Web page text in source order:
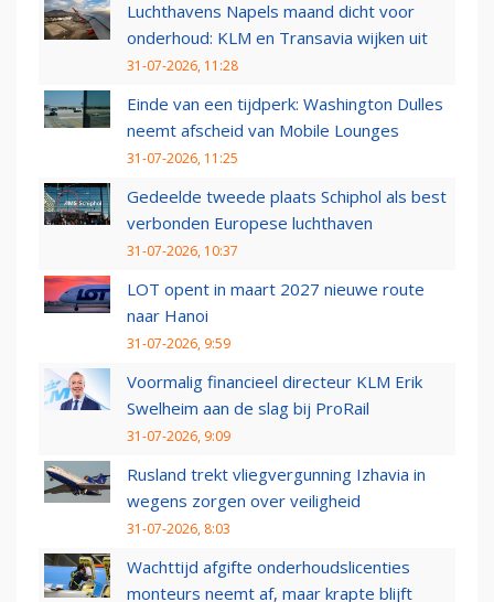
Luchthavens Napels maand dicht voor
onderhoud: KLM en Transavia wijken uit
31-07-2026, 11:28
Einde van een tijdperk: Washington Dulles
neemt afscheid van Mobile Lounges
31-07-2026, 11:25
Gedeelde tweede plaats Schiphol als best
verbonden Europese luchthaven
31-07-2026, 10:37
LOT opent in maart 2027 nieuwe route
naar Hanoi
31-07-2026, 9:59
Voormalig financieel directeur KLM Erik
Swelheim aan de slag bij ProRail
31-07-2026, 9:09
Rusland trekt vliegvergunning Izhavia in
wegens zorgen over veiligheid
31-07-2026, 8:03
Wachttijd afgifte onderhoudslicenties
monteurs neemt af, maar krapte blijft